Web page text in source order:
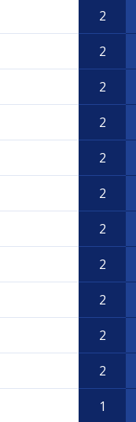
2
2
2
2
2
2
2
2
2
2
2
1